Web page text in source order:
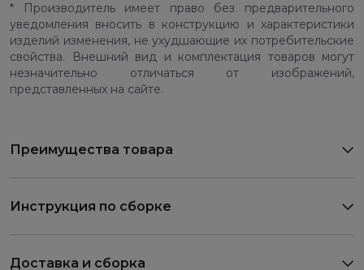
* Производитель имеет право без предварительного
уведомления вносить в конструкцию и характеристики
изделий изменения, не ухудшающие их потребительские
свойства. Внешний вид и комплектация товаров могут
незначительно отличаться от изображений,
представленных на сайте.
Преимущества товара
Инструкция по сборке
Доставка и сборка